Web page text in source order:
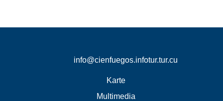
info@cienfuegos.infotur.tur.cu
Karte
Multimedia